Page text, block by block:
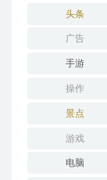
头条
广告
手游
操作
景点
游戏
电脑